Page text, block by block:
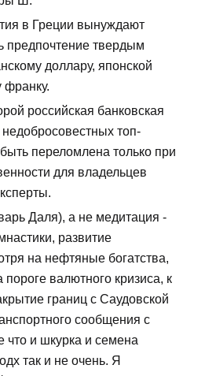
в Греции вынуждают
предпочтение твердым
доллару, японской
франку.
российская банковская
топ-
переломлена только при
для владельцев
Даля), а не медитация -
развитие
на нефтяные богатства,
валютного кризиса, к
границ с Саудовской
сообщения с
что и шкурка и семена
так и не очень. Я